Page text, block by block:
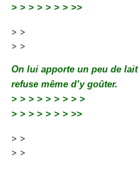
> > > > > > > >>
> >
> >
On lui apporte un peu de
refuse même d’y goûter.
> > > > > > > > >
> > > > > > > >>
> >
> >